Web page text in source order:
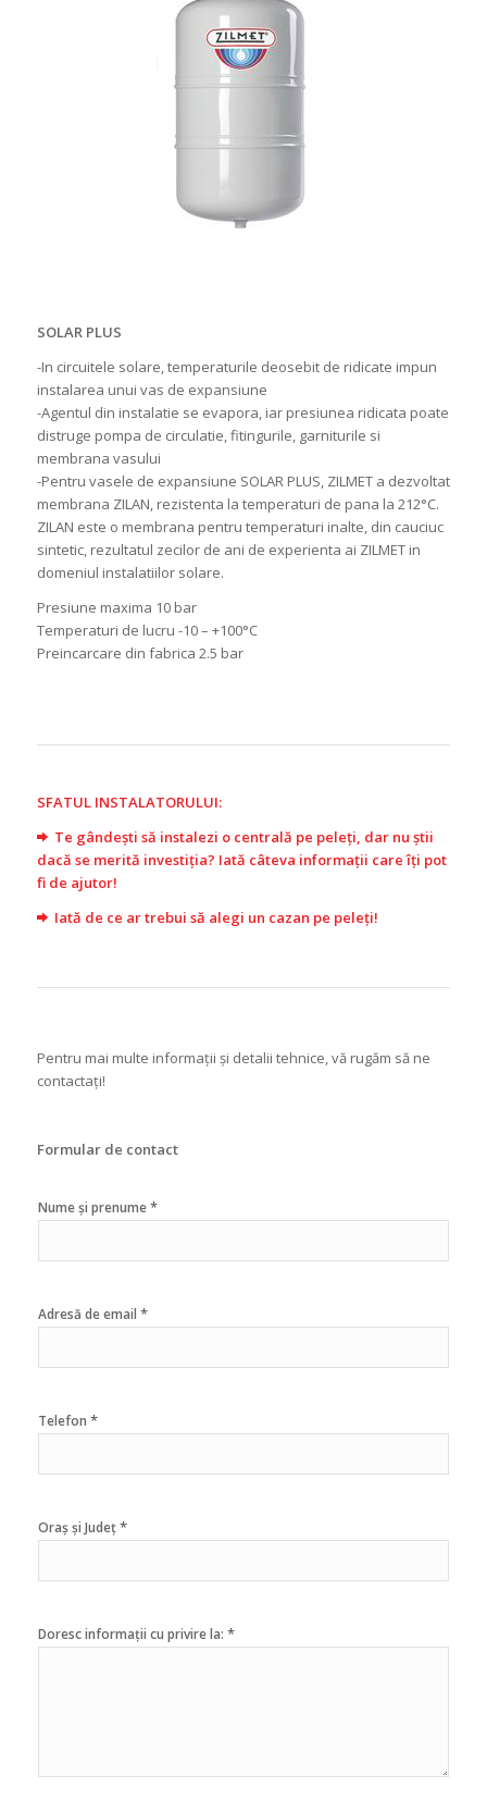
SOLAR PLUS
-In circuitele solare, temperaturile deosebit de ridicate impun
instalarea unui vas de expansiune
-Agentul din instalatie se evapora, iar presiunea ridicata poate
distruge pompa de circulatie, fitingurile, garniturile si
membrana vasului
-Pentru vasele de expansiune SOLAR PLUS, ZILMET a dezvoltat
membrana ZILAN, rezistenta la temperaturi de pana la 212°C.
ZILAN este o membrana pentru temperaturi inalte, din cauciuc
sintetic, rezultatul zecilor de ani de experienta ai ZILMET in
domeniul instalatiilor solare.
Presiune maxima 10 bar
Temperaturi de lucru -10 – +100°C
Preincarcare din fabrica 2.5 bar
SFATUL INSTALATORULUI:
Te gândești să instalezi o centrală pe peleți, dar nu știi
dacă se merită investiția? Iată câteva informații care îți pot
fi de ajutor!
Iată de ce ar trebui să alegi un cazan pe peleți!
Pentru mai multe informații și detalii tehnice, vă rugăm să ne
contactați!
Formular de contact
Nume și prenume*
Adresă de email *
Telefon *
Oraș și Județ*
Doresc informații cu privire la: *